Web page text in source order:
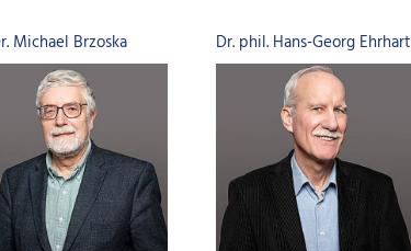
Michael Brzoska Dr. phil. Hans-Georg Ehrhart